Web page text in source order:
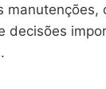
decisões